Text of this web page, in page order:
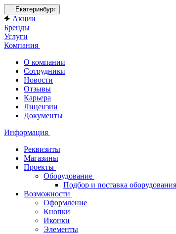
Екатеринбург
Акции
Бренды
Услуги
Компания
О компании
Сотрудники
Новости
Отзывы
Карьера
Лицензии
Документы
Информация
Реквизиты
Магазины
Проекты
Оборудование
Подбор и поставка
Возможности
Оформление
Кнопки
Иконки
Элементы